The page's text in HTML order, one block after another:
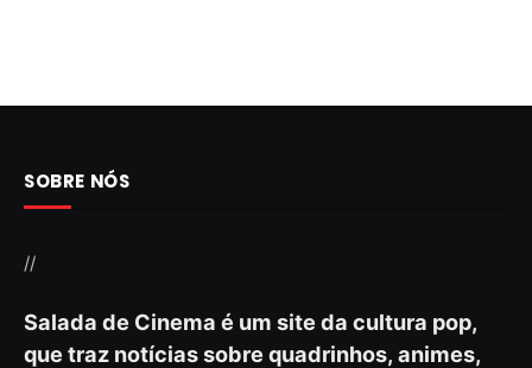
SOBRE NÓS
//
Salada de Cinema é um site da cultura pop,
que traz notícias sobre quadrinhos, animes,